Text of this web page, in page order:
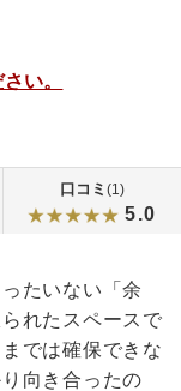
い。
口コミ (1)
5.0
たいない「余
れたスペースで
では確保できな
向き合ったの